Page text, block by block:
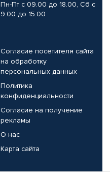
Пн-Пт с 09.00 до 18.00, Сб с
9.00 до 15.00
Согласие посетителя сайта
на обработку
персональных данных
Политика
конфиденциальности
Согласие на получение
рекламы
О нас
Карта сайта